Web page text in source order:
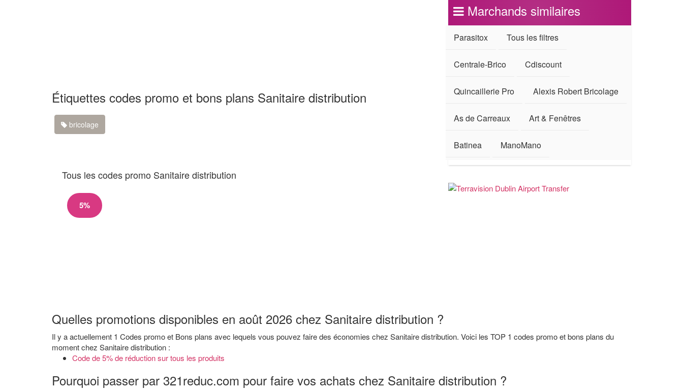
Étiquettes codes promo et bons plans Sanitaire distribution
bricolage
Tous les codes promo Sanitaire distribution
5%
Marchands similaires
Parasitox Tous les filtres
Centrale-Brico Cdiscount
Quincaillerie Pro Alexis Robert Bricolage
As de Carreaux Art & Fenêtres
Batinea ManoMano
Quelles promotions disponibles en août 2026 chez Sanitaire distribution ?
Il y a actuellement 1 Codes promo et Bons plans avec lequels vous pouvez faire des économies chez Sanitaire distribution. Voici les TOP 1 codes promo et bons plans du
moment chez Sanitaire distribution :
Code de 5% de réduction sur tous les produits
Pourquoi passer par 321reduc.com pour faire vos achats chez Sanitaire distribution ?